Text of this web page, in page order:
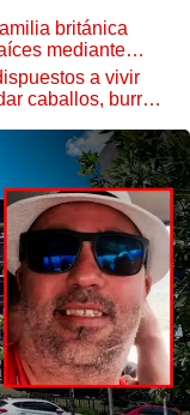
británica
mediante
encontrar una
a vivir
caballos, burros